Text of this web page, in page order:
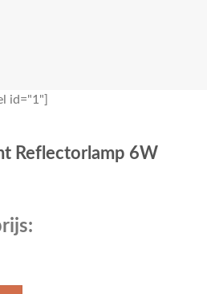
id="1"]
Reflectorlamp 6W